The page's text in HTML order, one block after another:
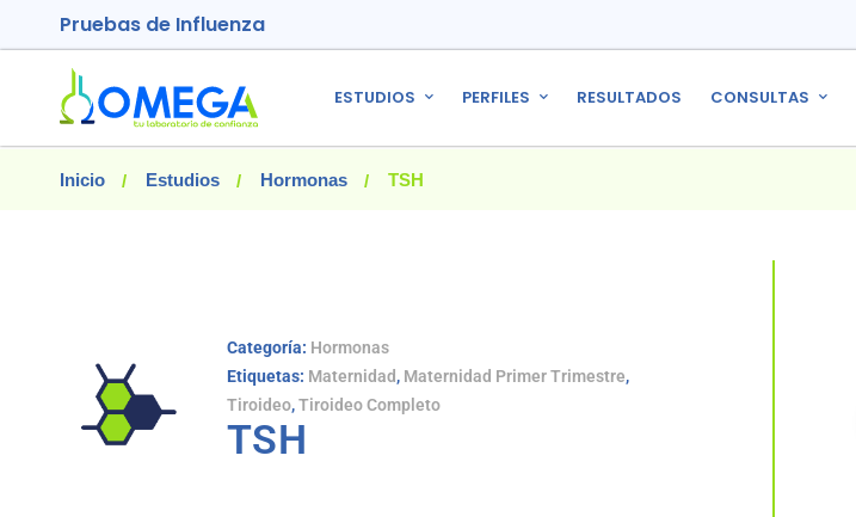
Pruebas de Influenza
ESTUDIOS PERFILES RESULTADOS CONSULTAS
Inicio Estudios Hormonas TSH
Categoría: Hormonas
Etiquetas: Maternidad, Maternidad Primer Trimestre,
Tiroideo,Tiroideo Completo
TSH